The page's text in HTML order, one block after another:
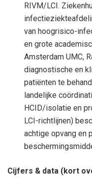
RIVM/LCI.
van hoogrisico-
en grote
Amsterdam UMC,
diagnostische en
patiënten te
landelijke
HCID/isolatie en
LCI-richtlijnen)
achtige opvang en
Cijfers & data (kort